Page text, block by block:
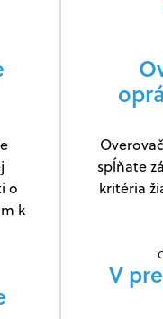
o
k
spĺňate
kritéria
V